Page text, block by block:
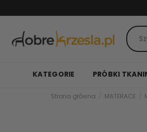
KATEGORIE PRÓBKI
Strona główna MATERACE